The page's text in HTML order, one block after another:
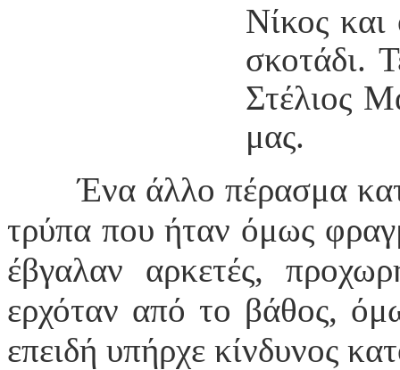
Νίκος
σκοτάδι.
Στέλιος
μας.
Ένα άλλο πέρασμα
τρύπα που ήταν όμως
έβγαλαν αρκετές,
ερχόταν από το βάθος,
επειδή υπήρχε κίνδυνος